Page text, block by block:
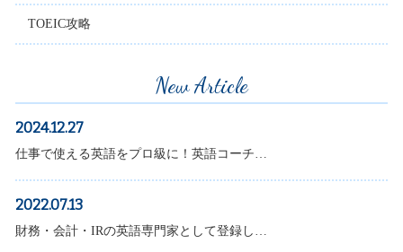
TOEIC攻略
New Article
2024.12.27
仕事で使える英語をプロ級に！英語コーチ…
2022.07.13
財務・会計・IRの英語専門家として登録し…